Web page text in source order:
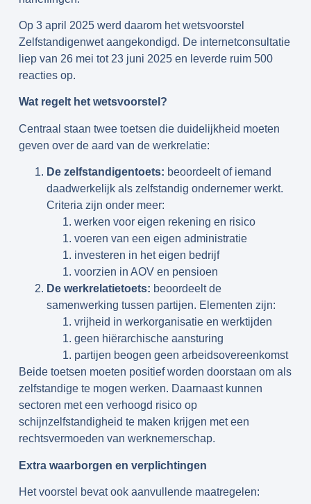
Op 3 april 2025 werd daarom het wetsvoorstel
Zelfstandigenwet aangekondigd. De internetconsultatie
liep van 26 mei tot 23 juni 2025 en leverde ruim 500
reacties op.
Wat regelt het wetsvoorstel?
Centraal staan twee toetsen die duidelijkheid moeten
geven over de aard van de werkrelatie:
De zelfstandigentoets: beoordeelt of iemand
daadwerkelijk als zelfstandig ondernemer werkt.
Criteria zijn onder meer:
werken voor eigen rekening en risico
voeren van een eigen administratie
investeren in het eigen bedrijf
voorzien in AOV en pensioen
De werkrelatietoets: beoordeelt de
samenwerking tussen partijen. Elementen zijn:
vrijheid in werkorganisatie en werktijden
geen hiërarchische aansturing
partijen beogen geen arbeidsovereenkomst
Beide toetsen moeten positief worden doorstaan om als
zelfstandige te mogen werken. Daarnaast kunnen
sectoren met een verhoogd risico op
schijnzelfstandigheid te maken krijgen met een
rechtsvermoeden van werknemerschap.
Extra waarborgen en verplichtingen
Het voorstel bevat ook aanvullende maatregelen: